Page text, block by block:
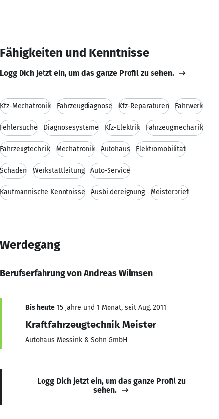
Fähigkeiten und Kenntnisse
Logg Dich jetzt ein, um das ganze Profil zu sehen.
Kfz-Mechatronik Fahrzeugdiagnose Kfz-Reparaturen Fahrwerk
Fehlersuche Diagnosesysteme Kfz-Elektrik Fahrzeugmechanik
Fahrzeugtechnik Mechatronik Autohaus Elektromobilität
Schaden Werkstattleitung Auto-Service
Kaufmännische Kenntnisse Ausbildereignung Meisterbrief
Werdegang
Berufserfahrung von Andreas Wilmsen
Bis heute 15 Jahre und 1 Monat, seit Aug. 2011
Kraftfahrzeugtechnik Meister
Autohaus Messink & Sohn GmbH
Logg Dich jetzt ein, um das ganze Profil zu
sehen.